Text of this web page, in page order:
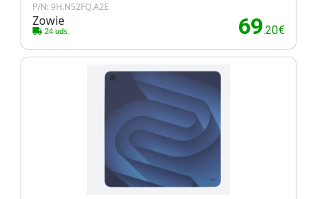
P/N: 9H.N52FQ.A2E
Zowie
24 uds. 69.20€